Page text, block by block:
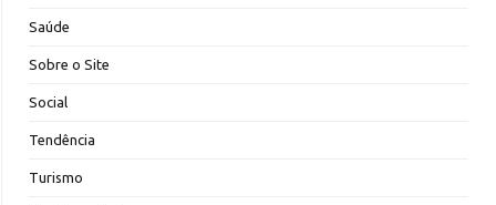
Saúde
Sobre o Site
Social
Tendência
Turismo